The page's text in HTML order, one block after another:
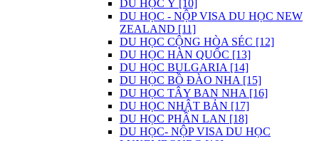
DU HỌC Ý [10]
DU HỌC - NỘP VISA DU HỌC NEW
ZEALAND [11]
DU HỌC CỘNG HÒA SÉC [12]
DU HỌC HÀN QUỐC [13]
DU HỌC BULGARIA [14]
DU HỌC BỒ ĐÀO NHA [15]
DU HỌC TÂY BAN NHA [16]
DU HỌC NHẬT BẢN [17]
DU HỌC PHẦN LAN [18]
DU HỌC- NỘP VISA DU HỌC